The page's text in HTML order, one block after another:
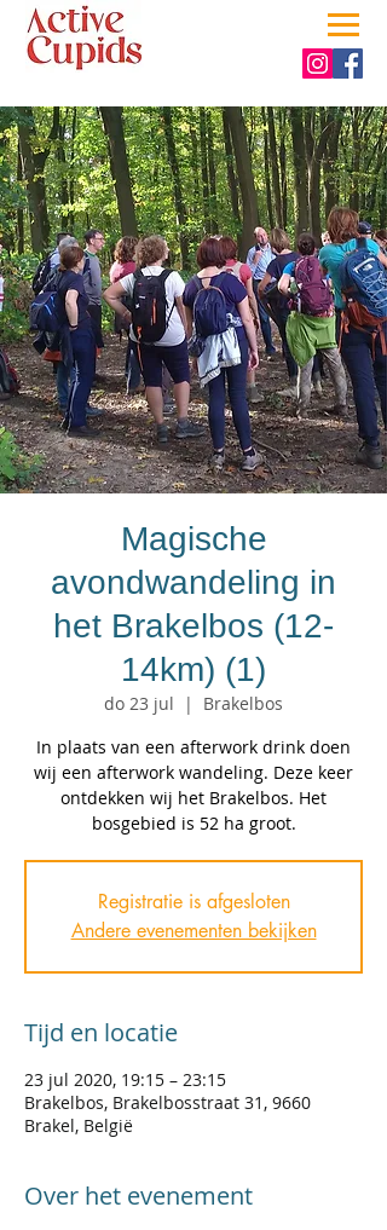
Magische
avondwandeling in
het Brakelbos (12-
14km) (1)
do 23 jul
  |
Brakelbos
In plaats van een afterwork drink doen
wij een afterwork wandeling. Deze keer
ontdekken wij het Brakelbos. Het
bosgebied is 52 ha groot.
Registratie is afgesloten
Andere evenementen bekijken
Tijd en locatie
23 jul 2020, 19:15 – 23:15
Brakelbos, Brakelbosstraat 31, 9660
Brakel, België
Over het evenement